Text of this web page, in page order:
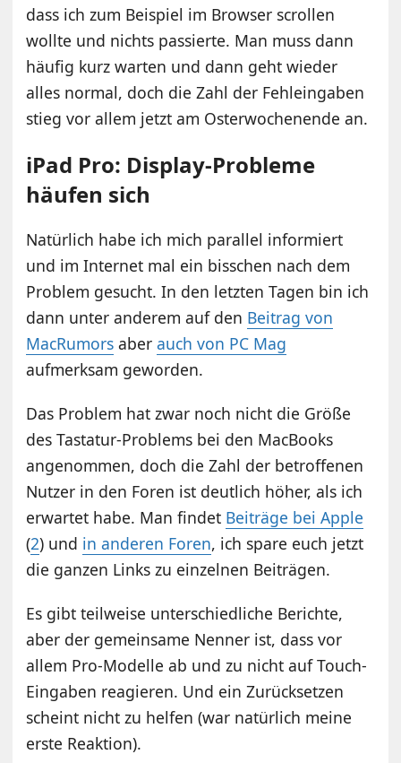
dass ich zum Beispiel im Browser scrollen
wollte und nichts passierte. Man muss dann
häufig kurz warten und dann geht wieder
alles normal, doch die Zahl der Fehleingaben
stieg vor allem jetzt am Osterwochenende an.
iPad Pro: Display-Probleme
häufen sich
Natürlich habe ich mich parallel informiert
und im Internet mal ein bisschen nach dem
Problem gesucht. In den letzten Tagen bin ich
dann unter anderem auf den Beitrag von
MacRumors aberauch von PC Mag
aufmerksam geworden.
Das Problem hat zwar noch nicht die Größe
des Tastatur-Problems bei den MacBooks
angenommen, doch die Zahl der betroffenen
Nutzer in den Foren ist deutlich höher, als ich
erwartet habe. Man findet Beiträge bei Apple
(2) und in anderen Foren, ich spare euch jetzt
die ganzen Links zu einzelnen Beiträgen.
Es gibt teilweise unterschiedliche Berichte,
aber der gemeinsame Nenner ist, dass vor
allem Pro-Modelle ab und zu nicht auf Touch-
Eingaben reagieren. Und ein Zurücksetzen
scheint nicht zu helfen (war natürlich meine
erste Reaktion).